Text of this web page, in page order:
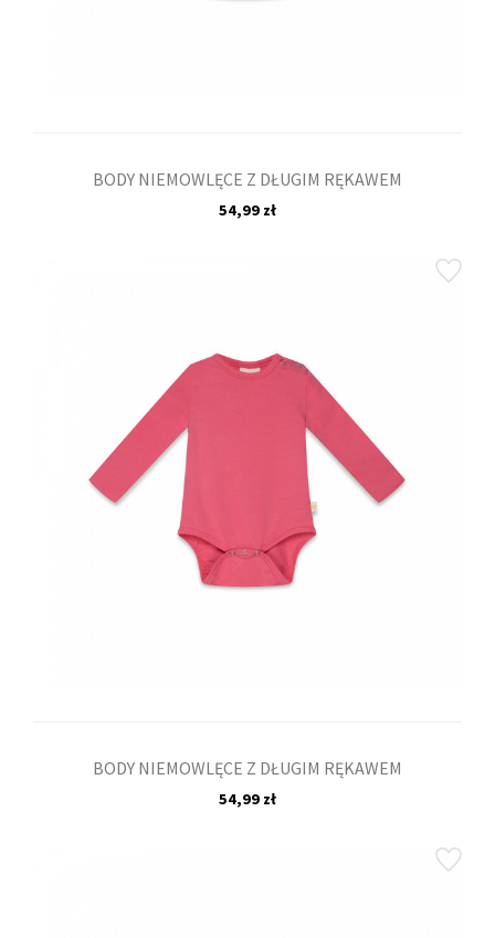
BODY NIEMOWLĘCE Z DŁUGIM RĘKAWEM
54,99 zł
BODY NIEMOWLĘCE Z DŁUGIM RĘKAWEM
54,99 zł